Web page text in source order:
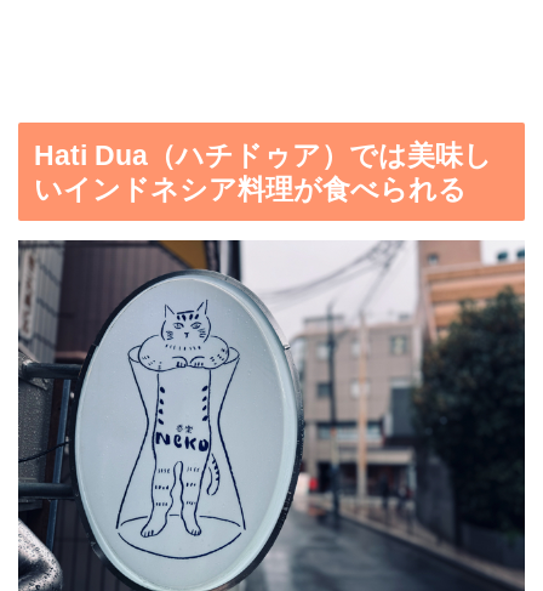
Hati Dua（ハチドゥア）では美味し
いインドネシア料理が食べられる